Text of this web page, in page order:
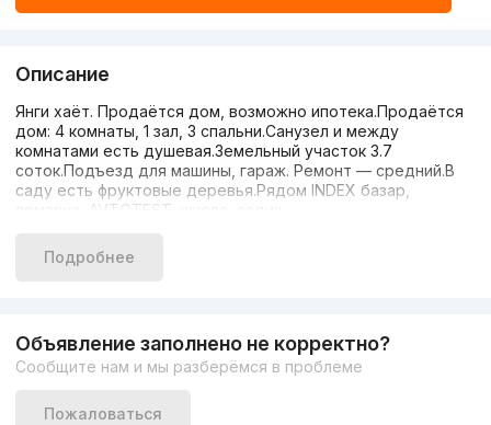
Описание
Янги хаёт. Продаётся дом, возможно ипотека.Продаётся
дом: 4 комнаты, 1 зал, 3 спальни.Санузел и между
комнатами есть душевая.Земельный участок 3.7
соток.Подъезд для машины, гараж. Ремонт — средний.В
саду есть фруктовые деревья.Рядом INDEX базар,
ярмарка, AVTOTEST, школа, садик,
площадь — 350 кв.м.Цена договорная — 76 000
у.е.Контакты: +998999886900, +998990703990,
Подробнее
Объявление заполнено не корректно?
Сообщите нам и мы разберёмся в проблеме
Пожаловаться